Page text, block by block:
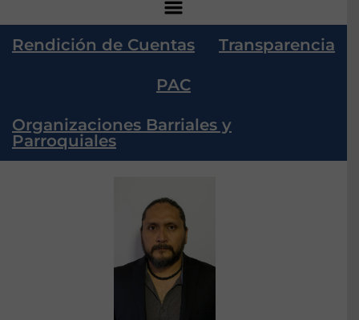
Rendición de Cuentas Transparencia
PAC
Organizaciones Barriales y
Parroquiales